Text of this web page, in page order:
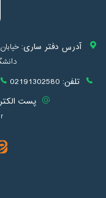
آدرس دفتر ساری:
تلفن: 02191302580
پست